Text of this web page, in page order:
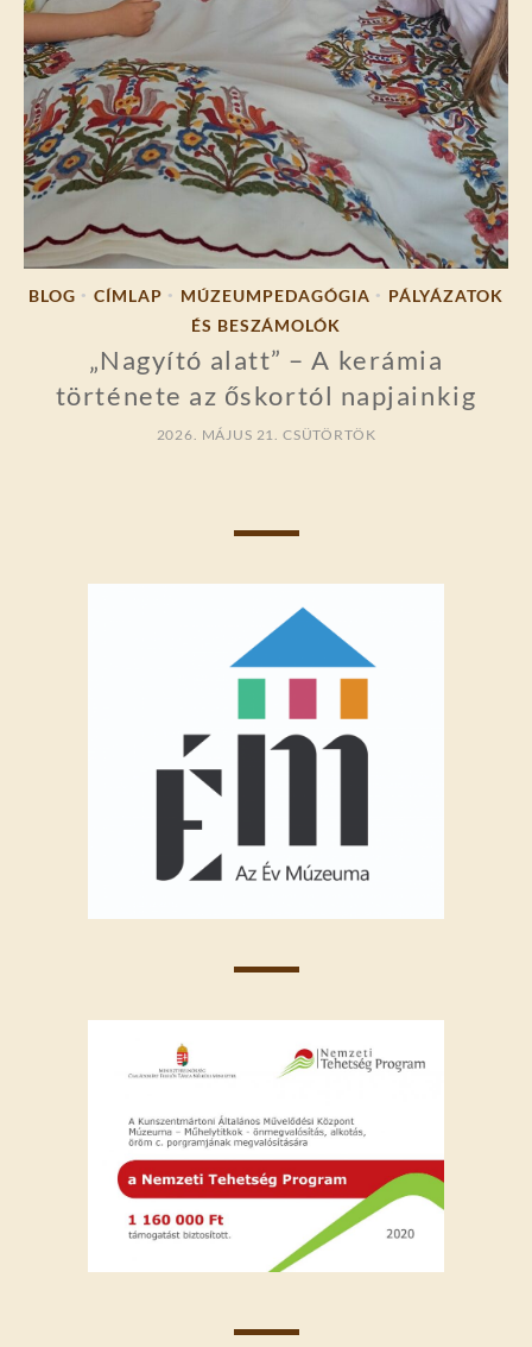
BLOG • CÍMLAP • MÚZEUMPEDAGÓGIA •
PÁLYÁZATOK
ÉS BESZÁMOLÓK
„Nagyító alatt” – A kerámia
története az őskortól napjainkig
2026. MÁJUS 21. CSÜTÖRTÖK